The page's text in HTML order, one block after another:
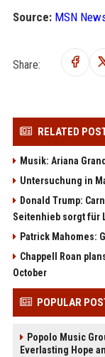
Source: MSN
Share:
RELATED
Musik: Ariana
Untersuchung in
Donald Trump:
Seitenhieb sorgt für
Patrick Mahomes:
Chappell Roan
October
POPULAR
Popolo Music
Everlasting Hope